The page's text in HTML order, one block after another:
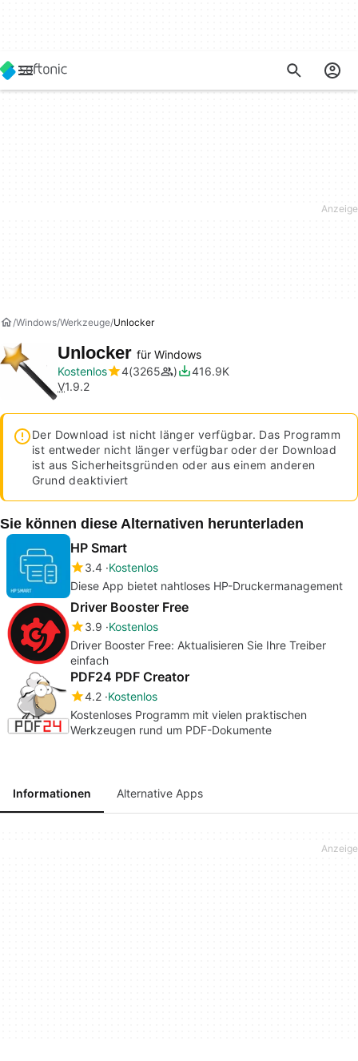
Windows Werkzeuge Unlocker
Unlocker für Windows
Kostenlos
4 3265
416.9K
V1.9.2
Der Download ist nicht länger verfügbar. Das Programm
ist entweder nicht länger verfügbar oder der Download
ist aus Sicherheitsgründen oder aus einem anderen
Grund deaktiviert
Sie können diese Alternativen herunterladen
HP Smart
3.4 Kostenlos
Diese App bietet nahtloses HP-Druckermanagement
Driver Booster Free
3.9 Kostenlos
Driver Booster Free: Aktualisieren Sie Ihre Treiber
einfach
PDF24 PDF Creator
4.2 Kostenlos
Kostenloses Programm mit vielen praktischen
Werkzeugen rund um PDF-Dokumente
Informationen Alternative Apps